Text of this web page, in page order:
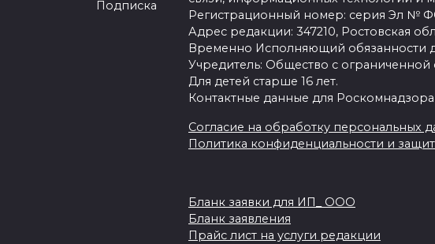
Подписка
Регистрационный номер: серия Эл №
Адрес редакции: 347210, Ростовская
Временно Исполняющий обязанности
Учредитель: Общество с ограниченной
Для детей старше 16 лет.
Контактные данные для
Согласие на обработку персональных
Политика конфиденциальности и
Бланк заявки для ИП_ ООО
Бланк заявления
Прайс лист на услуги редакции